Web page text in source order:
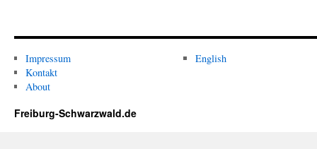
Impressum
Kontakt
About
English
Freiburg-Schwarzwald.de